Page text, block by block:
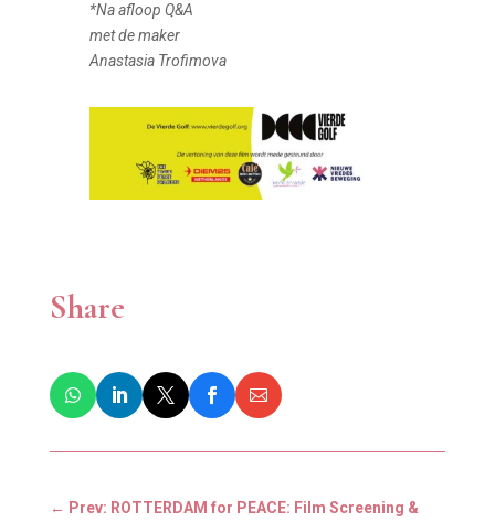
*Na afloop Q&A
met de maker
Anastasia Trofimova
Share
← Prev: ROTTERDAM for PEACE: Film Screening &